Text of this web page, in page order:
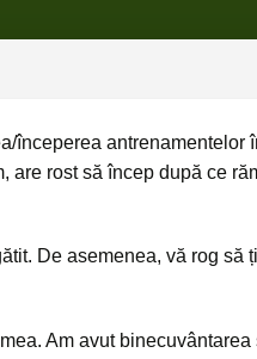
începerea antrenamentelor
are rost să încep după ce
De asemenea, vă rog să
Am avut binecuvântarea